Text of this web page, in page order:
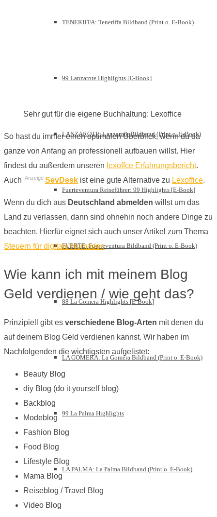
TENERIFFA: Teneriffa Bildband (Print o. E-Book)
99 Lanzarote Highlights [E-Book]
LANZAROTE: Lanzarote Bildband (Print o. E-Book)
Fuerteventura Reiseführer: 99 Highlights [E-Book]
FUERTE: Fuerteventura Bildband (Print o. E-Book)
88 La Gomera Highlights [E-Book]
LA GOMERA: La Gomera Bildband (Print o. E-Book)
99 La Palma Highlights
LA PALMA: La Palma Bildband (Print o. E-Book)
Sehr gut für die eigene Buchhaltung: Lexoffice
So hast du immer einen optimalen Überblick, wenn du da
ganze von Anfang an professionell aufbauen willst. Hier
findest du außerdem unseren lexoffce Erfahrungsbericht.
Auch Anzeige SevDesk ist eine gute Alternative zu Lexoffice.
Wenn du dich aus Deutschland abmelden willst um das
Land zu verlassen, dann sind ohnehin noch andere Dinge zu
beachten. Hierfür eignet sich auch unser Artikel zum Thema
Steuern für digitale Nomaden.
Wie kann ich mit meinem Blog
Geld verdienen / wie geht das?
Prinzipiell gibt es verschiedene Blog-Arten mit denen du
auf deinem Blog Geld verdienen kannst. Wir haben im
Nachfolgenden die wichtigsten aufgelistet:
Beauty Blog
diy Blog (do it yourself blog)
Backblog
Modeblog
Fashion Blog
Food Blog
Lifestyle Blog
Mama Blog
Reiseblog / Travel Blog
Video Blog